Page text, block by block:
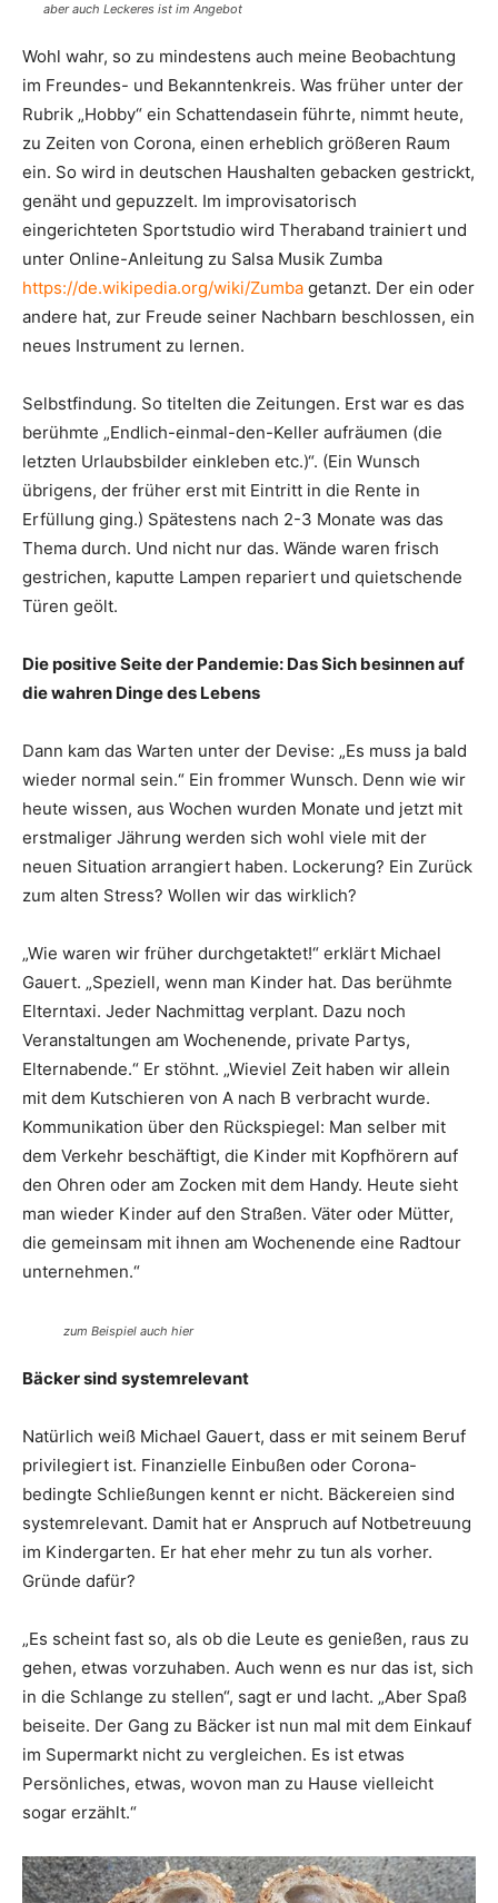
aber auch Leckeres ist im Angebot
Wohl wahr, so zu mindestens auch meine Beobachtung
im Freundes- und Bekanntenkreis. Was früher unter der
Rubrik „Hobby“ ein Schattendasein führte, nimmt heute,
zu Zeiten von Corona, einen erheblich größeren Raum
ein. So wird in deutschen Haushalten gebacken gestrickt,
genäht und gepuzzelt. Im improvisatorisch
eingerichteten Sportstudio wird Theraband trainiert und
unter Online-Anleitung zu Salsa Musik Zumba
https://de.wikipedia.org/wiki/Zumba getanzt. Der ein oder
andere hat, zur Freude seiner Nachbarn beschlossen, ein
neues Instrument zu lernen.
Selbstfindung. So titelten die Zeitungen. Erst war es das
berühmte „Endlich-einmal-den-Keller aufräumen (die
letzten Urlaubsbilder einkleben etc.)“. (Ein Wunsch
übrigens, der früher erst mit Eintritt in die Rente in
Erfüllung ging.) Spätestens nach 2-3 Monate was das
Thema durch. Und nicht nur das. Wände waren frisch
gestrichen, kaputte Lampen repariert und quietschende
Türen geölt.
Die positive Seite der Pandemie: Das Sich besinnen auf
die wahren Dinge des Lebens
Dann kam das Warten unter der Devise: „Es muss ja bald
wieder normal sein.“ Ein frommer Wunsch. Denn wie wir
heute wissen, aus Wochen wurden Monate und jetzt mit
erstmaliger Jährung werden sich wohl viele mit der
neuen Situation arrangiert haben. Lockerung? Ein Zurück
zum alten Stress? Wollen wir das wirklich?
„Wie waren wir früher durchgetaktet!“ erklärt Michael
Gauert. „Speziell, wenn man Kinder hat. Das berühmte
Elterntaxi. Jeder Nachmittag verplant. Dazu noch
Veranstaltungen am Wochenende, private Partys,
Elternabende.“ Er stöhnt. „Wieviel Zeit haben wir allein
mit dem Kutschieren von A nach B verbracht wurde.
Kommunikation über den Rückspiegel: Man selber mit
dem Verkehr beschäftigt, die Kinder mit Kopfhörern auf
den Ohren oder am Zocken mit dem Handy. Heute sieht
man wieder Kinder auf den Straßen. Väter oder Mütter,
die gemeinsam mit ihnen am Wochenende eine Radtour
unternehmen.“
zum Beispiel auch hier
Bäcker sind systemrelevant
Natürlich weiß Michael Gauert, dass er mit seinem Beruf
privilegiert ist. Finanzielle Einbußen oder Corona-
bedingte Schließungen kennt er nicht. Bäckereien sind
systemrelevant. Damit hat er Anspruch auf Notbetreuung
im Kindergarten. Er hat eher mehr zu tun als vorher.
Gründe dafür?
„Es scheint fast so, als ob die Leute es genießen, raus zu
gehen, etwas vorzuhaben. Auch wenn es nur das ist, sich
in die Schlange zu stellen“, sagt er und lacht. „Aber Spaß
beiseite. Der Gang zu Bäcker ist nun mal mit dem Einkauf
im Supermarkt nicht zu vergleichen. Es ist etwas
Persönliches, etwas, wovon man zu Hause vielleicht
sogar erzählt.“